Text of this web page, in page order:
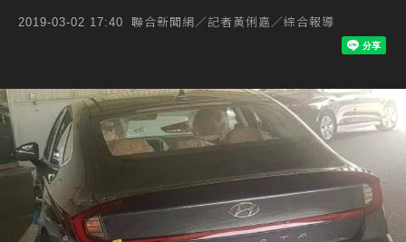
2019-03-02 17:40 聯合新聞網／記者黃俐嘉／綜合報導